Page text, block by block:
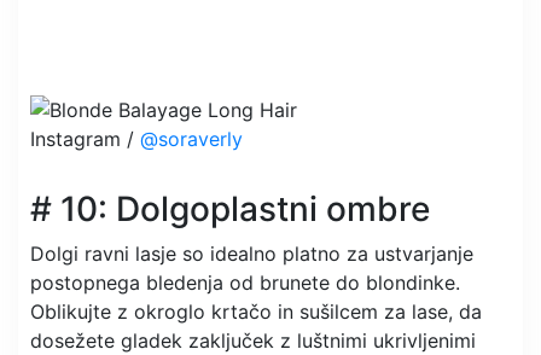
Instagram / @soraverly
# 10: Dolgoplastni ombre
Dolgi ravni lasje so idealno platno za ustvarjanje
postopnega bledenja od brunete do blondinke.
Oblikujte z okroglo krtačo in sušilcem za lase, da
dosežete gladek zaključek z luštnimi ukrivljenimi